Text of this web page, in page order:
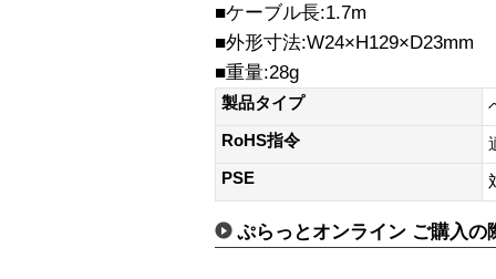
■ケーブル長:1.7m
■外形寸法:W24×H129×D23mm
■重量:28g
製品タイプ
RoHS指令
PSE
ぷらっとオンライン ご購入の